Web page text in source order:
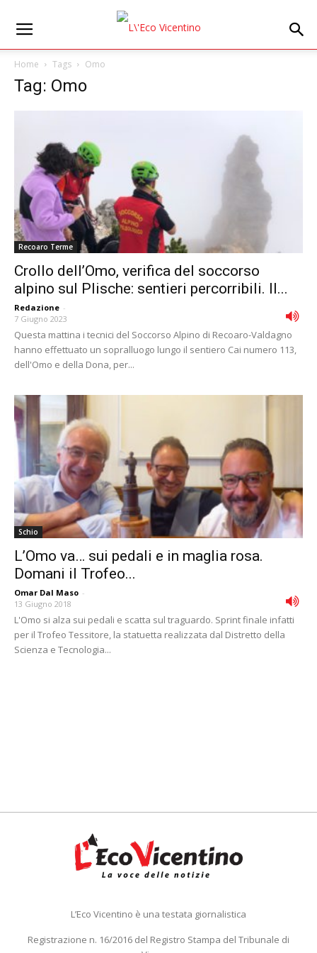
Home Tags Omo
Tag: Omo
Recoaro Terme
Crollo dell’Omo, verifica del soccorso
alpino sul Plische: sentieri percorribili. Il...
Redazione -
7 Giugno 2023
Questa mattina i tecnici del Soccorso Alpino di Recoaro-Valdagno
hanno effettuato un sopralluogo lungo il sentiero Cai numero 113,
dell'Omo e della Dona, per...
Schio
L’Omo va… sui pedali e in maglia rosa.
Domani il Trofeo...
Omar Dal Maso -
13 Giugno 2018
L'Omo si alza sui pedali e scatta sul traguardo. Sprint finale infatti
per il Trofeo Tessitore, la statuetta realizzata dal Distretto della
Scienza e Tecnologia...
L’Eco Vicentino è una testata giornalistica
Registrazione n. 16/2016 del Registro Stampa del Tribunale di